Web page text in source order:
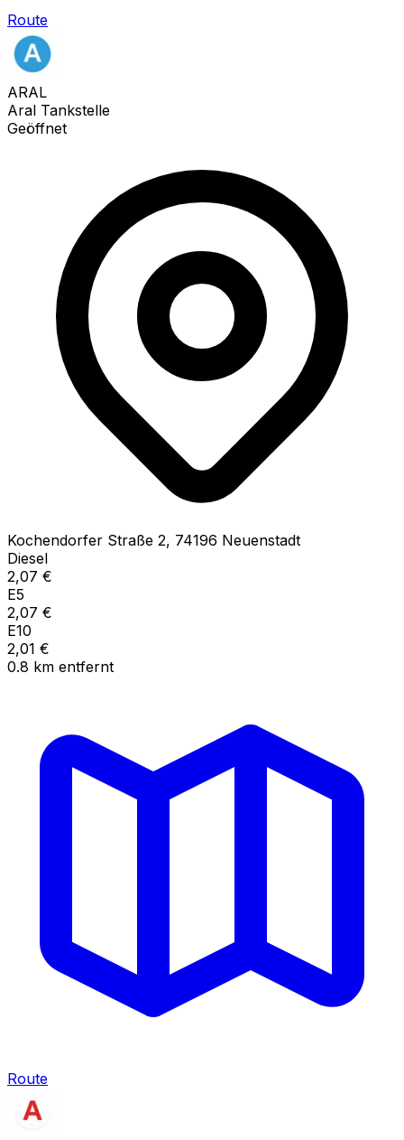
Route
ARAL
Aral Tankstelle
Geöffnet
Kochendorfer Straße 2, 74196 Neuenstadt
Diesel
2,07 €
E5
2,07 €
E10
2,01 €
0.8 km entfernt
Route